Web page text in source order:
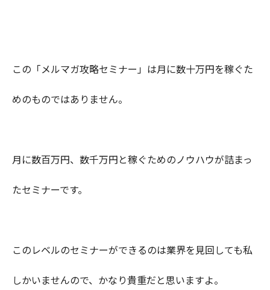
この「メルマガ攻略セミナー」は月に数十万円を稼ぐた
めのものではありません。
月に数百万円、数千万円と稼ぐためのノウハウが詰まっ
たセミナーです。
このレベルのセミナーができるのは業界を見回しても私
しかいませんので、かなり貴重だと思いますよ。